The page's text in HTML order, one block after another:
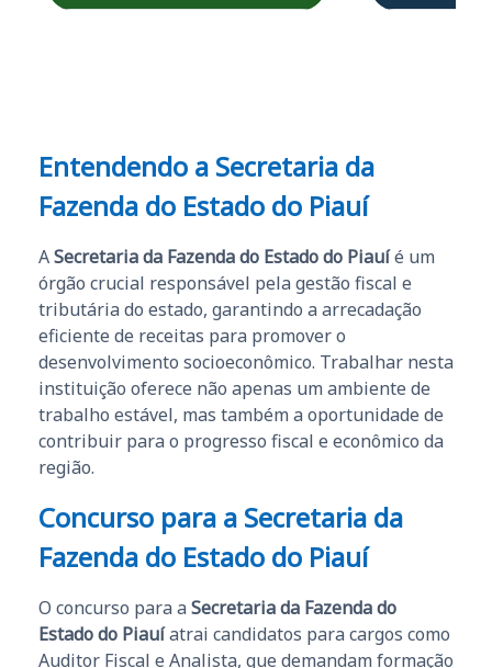
Entendendo a Secretaria da
Fazenda do Estado do Piauí
ASecretaria da Fazenda do Estado do Piauíé um
órgão crucial responsável pela gestão fiscal e
tributária do estado, garantindo a arrecadação
eficiente de receitas para promover o
desenvolvimento socioeconômico. Trabalhar nesta
instituição oferece não apenas um ambiente de
trabalho estável, mas também a oportunidade de
contribuir para o progresso fiscal e econômico da
região.
Concurso para a Secretaria da
Fazenda do Estado do Piauí
O concurso para a Secretaria da Fazenda do
Estado do Piauíatrai candidatos para cargos como
Auditor Fiscal e Analista, que demandam formação